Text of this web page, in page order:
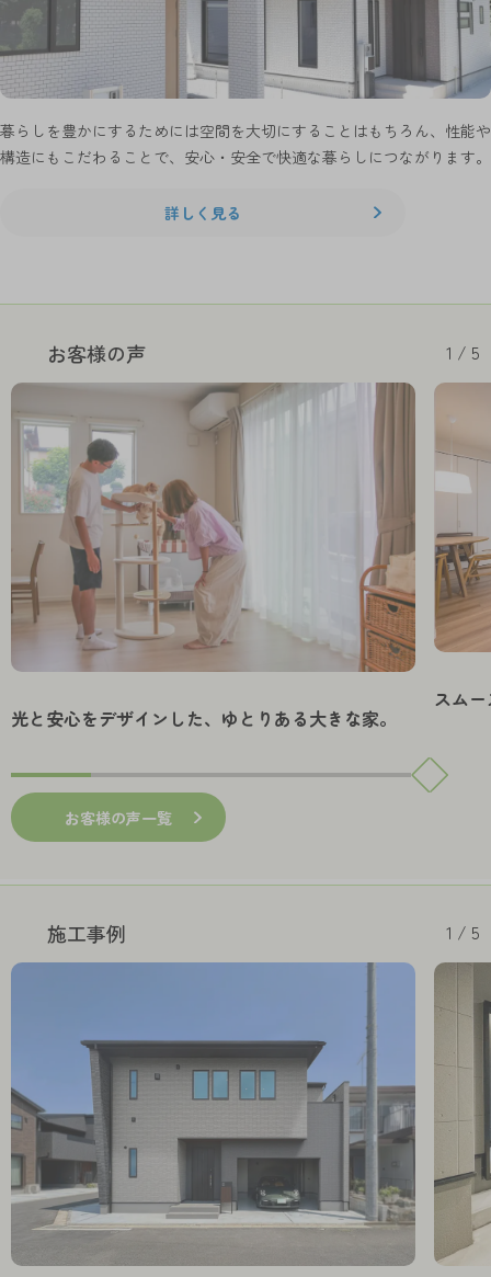
暮らしを豊かにするためには空間を大切にすることはもちろん、性能や
構造にもこだわることで、安心・安全で快適な暮らしにつながります。
詳しく見る
お客様の声 1 / 5
光と安心をデザインした、ゆとりある大きな家。
スム
お客様の声一覧
施工事例 1 / 5